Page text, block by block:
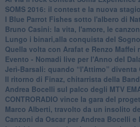
​SOMS 2016: il contest e la nuova
I Blue Parrot Fishes sotto l'albero di
Bruno Casini: la vita, l'amore, le
​Lungo i binari,alla conquista del
​Quella volta con Arafat e Renzo Maffei
​Evento - Nomadi live per l'Anno del
Jerì-Barsali: quando “l'Attimo” diventa
Il ritorno di Finaz, chitarrista della
Andrea Bocelli sul palco degli MTV
CONTRORADIO vince la gara del
Marco Alberti, travolto da un insolito
Canzoni da Oscar per Andrea Bocelli e